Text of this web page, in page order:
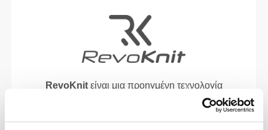
RevoKnitείναι μια προηγμένη τεχνολογία
πλεξίματος που αναπτύχθηκε από την Prozis και
δημιουργεί ενδύματα υψηλής απόδοσης, σαν